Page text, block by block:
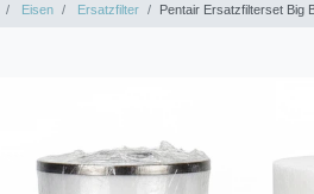
Eisen Ersatzfilter Pentair Ersatzfilterset Big